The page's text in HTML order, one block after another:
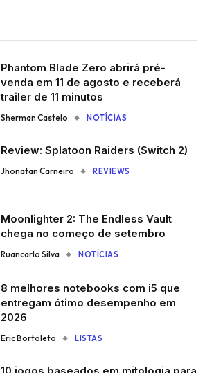
Phantom Blade Zero abrirá pré-
venda em 11 de agosto e receberá
trailer de 11 minutos
Sherman Castelo NOTÍCIAS
Review: Splatoon Raiders (Switch 2)
Jhonatan Carneiro REVIEWS
Moonlighter 2: The Endless Vault
chega no começo de setembro
Ruancarlo Silva NOTÍCIAS
8 melhores notebooks com i5 que
entregam ótimo desempenho em
2026
Eric Bortoleto LISTAS